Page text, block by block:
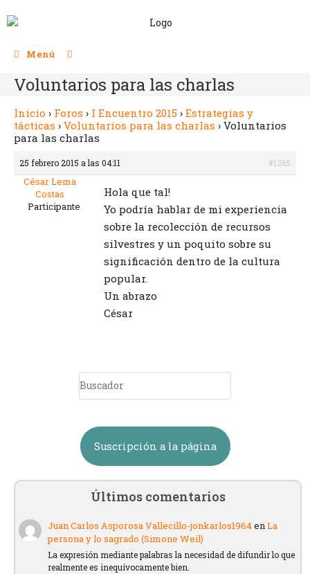
Menú
Voluntarios para las charlas
Inicio › Foros › I Encuentro 2015 › Estrategias y
tácticas › Voluntarios para las charlas › Voluntarios
para las charlas
25 febrero 2015 a las 04:11 #1365
César Lema
Costas
Participante
Hola que tal!
Yo podría hablar de mi experiencia
sobre la recolección de recursos
silvestres y un poquito sobre su
significación dentro de la cultura
popular.
Un abrazo
César
Suscripción a la página
Últimos comentarios
Juan Carlos Asporosa Vallecillo-jonkarlos1964enLa
persona y lo sagrado (Simone Weil)
La expresión mediante palabras la necesidad de difundir lo que
realmente es inequívocamente bien.